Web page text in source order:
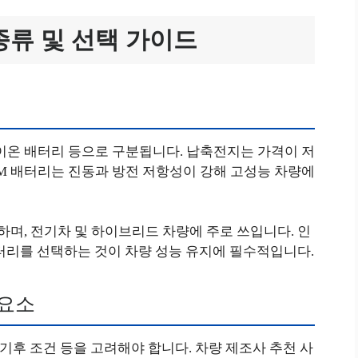
류 및 선택 가이드
배터리 등으로 구분됩니다. 납축전지는 가격이 저
배터리는 진동과 방전 저항성이 강해 고성능 차량에
, 전기차 및 하이브리드 차량에 주로 쓰입니다. 인
를 선택하는 것이 차량 성능 유지에 필수적입니다.
소
후 조건 등을 고려해야 합니다. 차량 제조사 추천 사